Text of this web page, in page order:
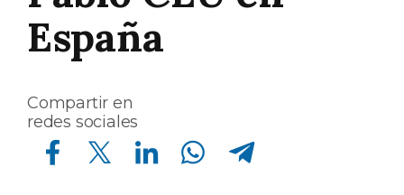
España
Compartir en
redes sociales
Compartir en Facebook Compartir en Twitter Compartir en Linkedin Compartir en Whatsapp Compartir en Telegram